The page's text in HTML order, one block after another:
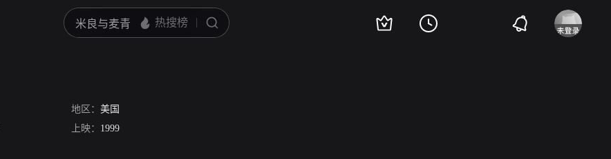
地区： 美国
上映： 1999